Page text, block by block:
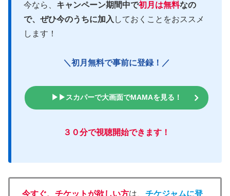
今なら、 キャンペーン期間中で初月は無料なの
で、ぜひ今のうちに加入 しておくことをおススメ
します！
＼初月無料で事前に登録！／
▶▶スカパーで大画面でMAMAを見る！
３０分で視聴開始できます！
今すぐ、チケットが欲しい方は、 チケジャムに登